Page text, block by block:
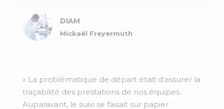
DIAM
Mickaël Freyermuth
« La problématique de départ était d’assurer la
traçabilité des prestations de nos équipes.
Auparavant, le suivi se faisait sur papier :